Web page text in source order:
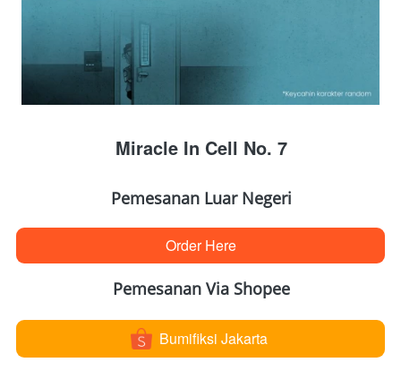
Miracle In Cell No. 7
Pemesanan Luar Negeri
`
Order Here
Pemesanan Via Shopee
` Bumifiksi Jakarta